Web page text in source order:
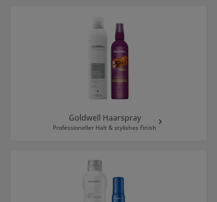
Goldwell Haarspray
Professioneller Halt & stylishes Finish